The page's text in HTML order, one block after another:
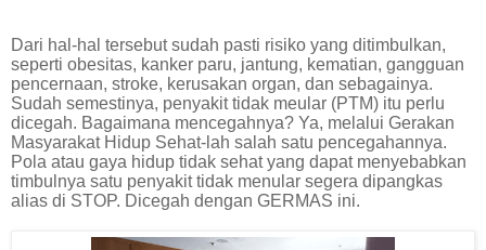
Dari hal-hal tersebut sudah pasti risiko yang ditimbulkan,
seperti obesitas, kanker paru, jantung, kematian, gangguan
pencernaan, stroke, kerusakan organ, dan sebagainya.
Sudah semestinya, penyakit tidak meular (PTM) itu perlu
dicegah. Bagaimana mencegahnya? Ya, melalui Gerakan
Masyarakat Hidup Sehat-lah salah satu pencegahannya.
Pola atau gaya hidup tidak sehat yang dapat menyebabkan
timbulnya satu penyakit tidak menular segera dipangkas
alias di STOP. Dicegah dengan GERMAS ini.